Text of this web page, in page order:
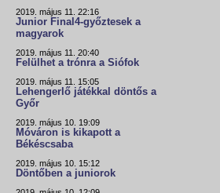
2019. május 11. 22:16
Junior Final4-győztesek a
magyarok
2019. május 11. 20:40
Felülhet a trónra a Siófok
2019. május 11. 15:05
Lehengerlő játékkal döntős a
Győr
2019. május 10. 19:09
Móváron is kikapott a
Békéscsaba
2019. május 10. 15:12
Döntőben a juniorok